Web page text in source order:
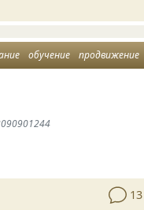
обучение продвижение
13